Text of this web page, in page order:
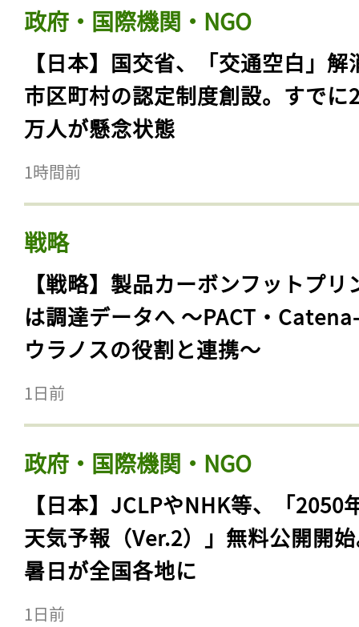
政府・国際機関・NGO
【日本】国交省、「交通空白」解
市区町村の認定制度創設。すでに
万人が懸念状態
1時間前
戦略
【戦略】製品カーボンフットプリ
は調達データへ 〜PACT・
ウラノスの役割と連携〜
1日前
政府・国際機関・NGO
【日本】JCLPやNHK等、「2050
天気予報（Ver.2）」無料公開開
暑日が全国各地に
1日前